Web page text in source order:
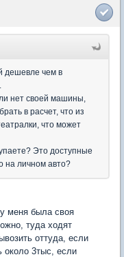
дешевле чем в
нет своей машины,
в расчет, что из
что может
Это доступные
на личном авто?
меня была своя
туда ходят
оттуда, если
около 3тыс, если